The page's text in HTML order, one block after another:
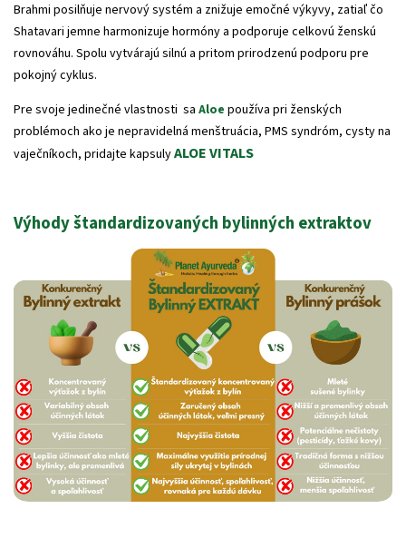
Brahmi posilňuje nervový systém a znižuje emočné výkyvy, zatiaľ čo
Shatavari jemne harmonizuje hormóny a podporuje celkovú ženskú
rovnováhu. Spolu vytvárajú silnú a pritom prirodzenú podporu pre
pokojný cyklus.
Pre svoje jedinečné vlastnosti sa Aloe používa pri ženských
problémoch ako je nepravidelná menštruácia, PMS syndróm, cysty na
vaječníkoch, pridajte kapsulyALOE VITALS
Výhodyštandardizovaných bylinných extraktov